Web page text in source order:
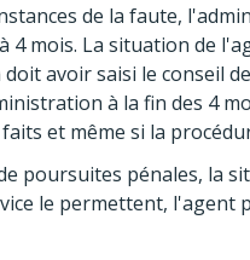
de la faute,
4 mois. La situation de
avoir saisi le conseil
à la fin des 4
et même si la
poursuites pénales, la
le permettent, l'agent